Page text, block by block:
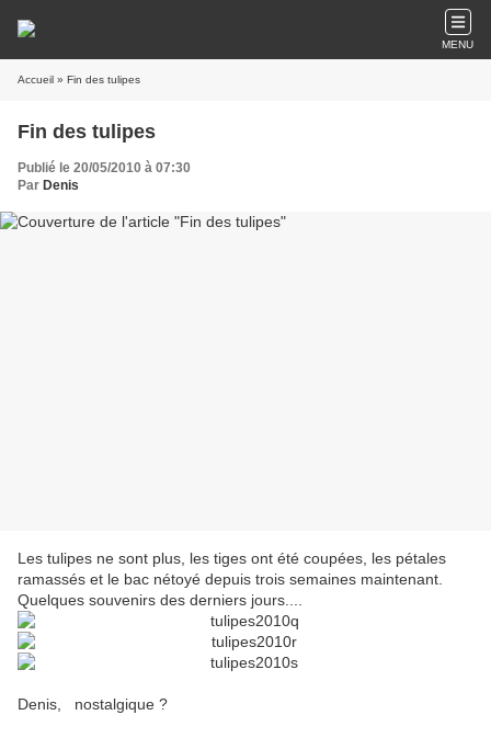
MENU
Accueil » Fin des tulipes
Fin des tulipes
Publié le 20/05/2010 à 07:30
Par Denis
Les tulipes ne sont plus, les tiges ont été coupées, les pétales
ramassés et le bac nétoyé depuis trois semaines maintenant.
Quelques souvenirs des derniers jours....
Denis, nostalgique ?